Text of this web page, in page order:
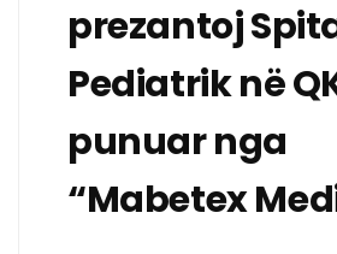
prezantoj
Pediatrik në
punuar nga
“Mabetex